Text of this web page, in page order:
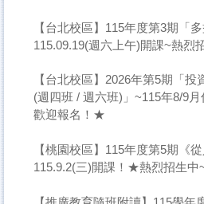
【台北校區】115年度第3期「
115.09.19(週六上午)開課~熱烈
【台北校區】2026年第5期「
(週四班 / 週六班)」~115年8/9
歡迎報名！★
【桃園校區】115年度第5期《從
115.9.2(三)開課！★熱烈招生